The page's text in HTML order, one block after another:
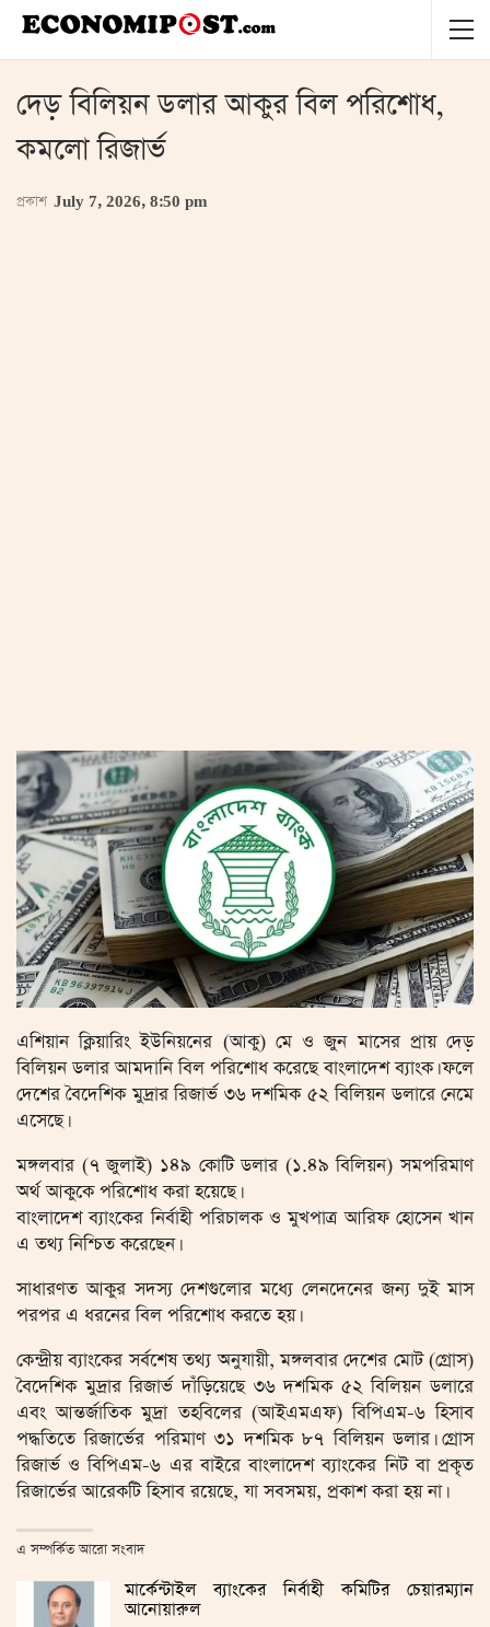
দেড় বিলিয়ন ডলার আকুর বিল পরিশোধ,
কমলো রিজার্ভ
প্রকাশ July 7, 2026, 8:50 pm
এশিয়ান ক্লিয়ারিং ইউনিয়নের (আকু) মে ও জুন মাসের প্রায় দেড়
বিলিয়ন ডলার আমদানি বিল পরিশোধ করেছে বাংলাদেশ ব্যাংক। ফলে
দেশের বৈদেশিক মুদ্রার রিজার্ভ ৩৬ দশমিক ৫২ বিলিয়ন ডলারে নেমে
এসেছে।
মঙ্গলবার (৭ জুলাই) ১৪৯ কোটি ডলার (১.৪৯ বিলিয়ন) সমপরিমাণ
অর্থ আকুকে পরিশোধ করা হয়েছে।
বাংলাদেশ ব্যাংকের নির্বাহী পরিচালক ও মুখপাত্র আরিফ হোসেন খান
এ তথ্য নিশ্চিত করেছেন।
সাধারণত আকুর সদস্য দেশগুলোর মধ্যে লেনদেনের জন্য দুই মাস
পরপর এ ধরনের বিল পরিশোধ করতে হয়।
কেন্দ্রীয় ব্যাংকের সর্বশেষ তথ্য অনুযায়ী, মঙ্গলবার দেশের মোট (গ্রোস)
বৈদেশিক মুদ্রার রিজার্ভ দাঁড়িয়েছে ৩৬ দশমিক ৫২ বিলিয়ন ডলারে
এবং আন্তর্জাতিক মুদ্রা তহবিলের (আইএমএফ) বিপিএম-৬ হিসাব
পদ্ধতিতে রিজার্ভের পরিমাণ ৩১ দশমিক ৮৭ বিলিয়ন ডলার। গ্রোস
রিজার্ভ ও বিপিএম-৬ এর বাইরে বাংলাদেশ ব্যাংকের নিট বা প্রকৃত
রিজার্ভের আরেকটি হিসাব রয়েছে, যা সবসময়, প্রকাশ করা হয় না।
এ সম্পর্কিত আরো সংবাদ
মার্কেন্টাইল ব্যাংকের নির্বাহী কমিটির চেয়ারম্যান
আনোয়ারুল